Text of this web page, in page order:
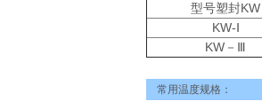
型号塑封KW
KW-Ⅰ
KW－Ⅲ
常用温度规格：